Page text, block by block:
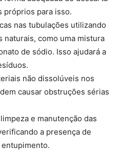
próprios para isso.
nas tubulações utilizando
naturais, como uma mistura
de sódio. Isso ajudará a
não dissolúveis nos
causar obstruções sérias
e manutenção das
a presença de